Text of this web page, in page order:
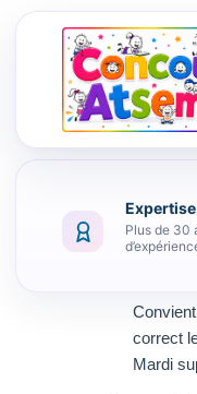
Plus de 30
correct
Mardi